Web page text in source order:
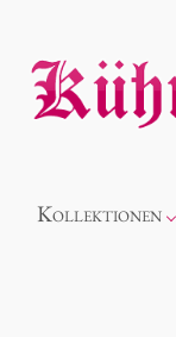
Kollektionen